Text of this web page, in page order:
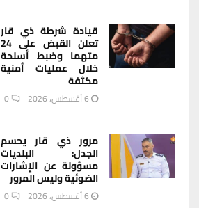
قيادة شرطة ذي قار
تعلن القبض على 24
متهما وضبط أسلحة
خلال عمليات أمنية
مكثفة
6 أغسطس، 2026 0
مرور ذي قار يحسم
الجدل: البلديات
مسؤولة عن الإشارات
الضوئية وليس المرور
6 أغسطس، 2026 0